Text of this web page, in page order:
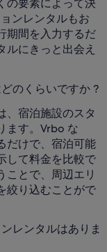
の要素によって決
ンレンタルもお
期間を入力するだ
ルにきっと出会え
のくらいですか ?
、宿泊施設のスタ
ます。Vrbo な
だけで、宿泊可能
して料金を比較で
ことで、周辺エリ
絞り込むことがで
レンタルはありま